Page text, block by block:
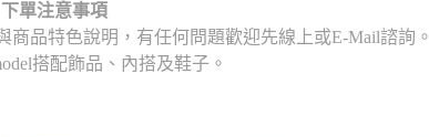
下單注意事項
商品特色說明， 有任何問題歡迎先線上或E-Mail諮詢。
搭配飾品、內搭及鞋子。